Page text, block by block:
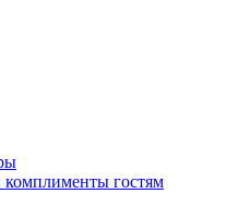
комплименты гостям